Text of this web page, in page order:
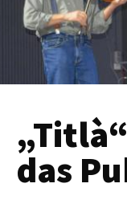
das